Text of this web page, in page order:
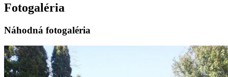
Fotogaléria
Náhodná fotogaléria